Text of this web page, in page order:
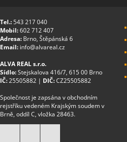
Tel.:543 217 040
Mobil:602 712 407
Adresa: Brno, Štěpánská 6
Email: info@alvareal.cz
ALVA REAL s.r.o.
Sídlo:Stejskalova 416/7, 615 00 Brno
IČ:25505882 | DIČ:CZ25505882
Společnost je zapsána v obchodním
rejstříku vedeném Krajským soudem v
Brně, oddíl C, vložka 28463.